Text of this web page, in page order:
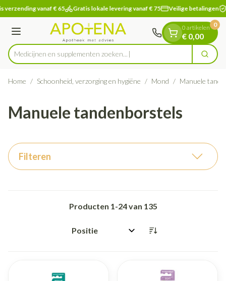
Ga naar de inhoud
1 van 1
verzending vanaf € 65 Gratis lokale levering vanaf € 75 Veilige betalingen
Menu
Product, merk, categorie...
Medicijnen en supplementen Zoek
0 artikelen
€ 0,00
0
Home / Schoonheid, verzorging en hygiëne / Mond / Manuele
Manuele tandenborstels
Filteren
Producten 1-24van 135
Sorteer op: